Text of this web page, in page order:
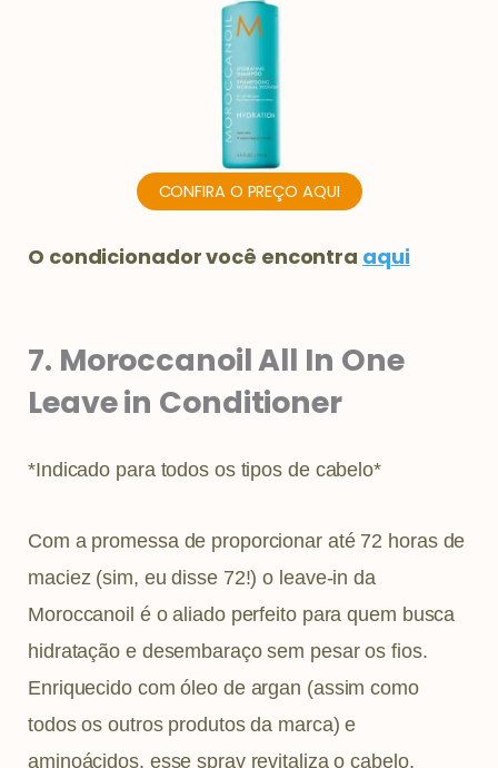
CONFIRA O PREÇO AQUI
O condicionador você encontra aqui
7. Moroccanoil All In One
Leave in Conditioner
*Indicado para todos os tipos de cabelo*
Com a promessa de proporcionar até 72 horas de
maciez (sim, eu disse 72!) o leave-in da
Moroccanoil é o aliado perfeito para quem busca
hidratação e desembaraço sem pesar os fios.
Enriquecido com óleo de argan (assim como
todos os outros produtos da marca) e
aminoácidos, esse spray revitaliza o cabelo,